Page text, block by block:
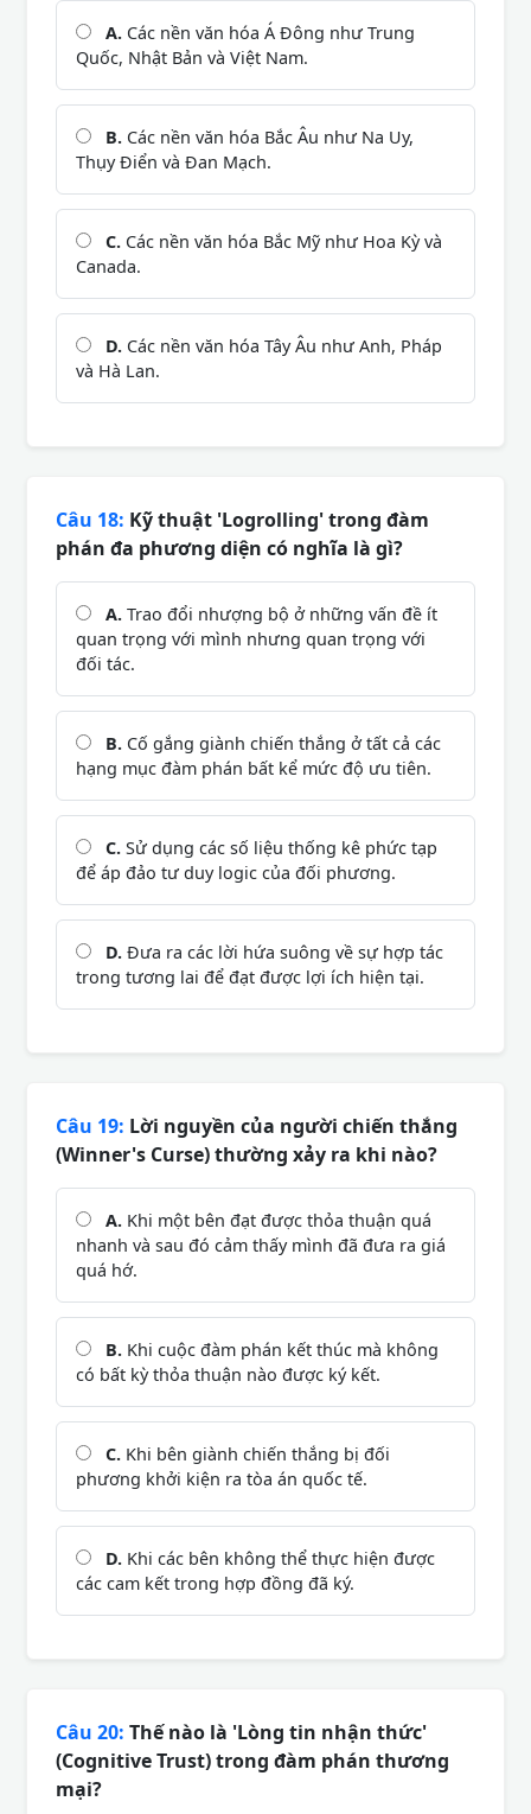
A. Các nền văn hóa Á Đông như Trung
Quốc, Nhật Bản và Việt Nam.
B. Các nền văn hóa Bắc Âu như Na Uy,
Thụy Điển và Đan Mạch.
C. Các nền văn hóa Bắc Mỹ như Hoa Kỳ và
Canada.
D. Các nền văn hóa Tây Âu như Anh, Pháp
và Hà Lan.
Câu 18: Kỹ thuật 'Logrolling' trong đàm
phán đa phương diện có nghĩa là gì?
A. Trao đổi nhượng bộ ở những vấn đề ít
quan trọng với mình nhưng quan trọng với
đối tác.
B. Cố gắng giành chiến thắng ở tất cả các
hạng mục đàm phán bất kể mức độ ưu tiên.
C. Sử dụng các số liệu thống kê phức tạp
để áp đảo tư duy logic của đối phương.
D. Đưa ra các lời hứa suông về sự hợp tác
trong tương lai để đạt được lợi ích hiện tại.
Câu 19: Lời nguyền của người chiến thắng
(Winner's Curse) thường xảy ra khi nào?
A. Khi một bên đạt được thỏa thuận quá
nhanh và sau đó cảm thấy mình đã đưa ra giá
quá hớ.
B. Khi cuộc đàm phán kết thúc mà không
có bất kỳ thỏa thuận nào được ký kết.
C. Khi bên giành chiến thắng bị đối
phương khởi kiện ra tòa án quốc tế.
D. Khi các bên không thể thực hiện được
các cam kết trong hợp đồng đã ký.
Câu 20: Thế nào là 'Lòng tin nhận thức'
(Cognitive Trust) trong đàm phán thương
mại?